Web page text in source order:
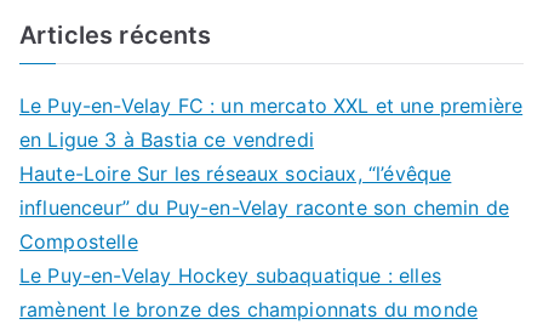
Articles récents
Le Puy-en-Velay FC : un mercato XXL et une première
en Ligue 3 à Bastia ce vendredi
Haute-Loire Sur les réseaux sociaux, “l’évêque
influenceur” du Puy-en-Velay raconte son chemin de
Compostelle
Le Puy-en-Velay Hockey subaquatique : elles
ramènent le bronze des championnats du monde